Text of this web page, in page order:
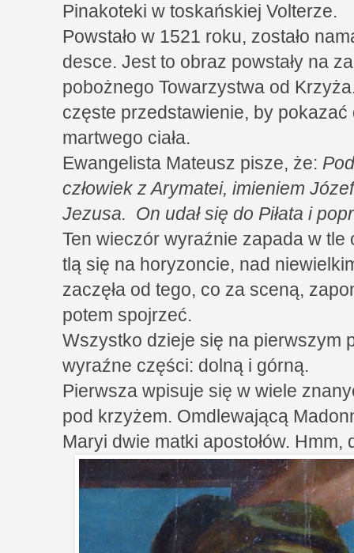
Pinakoteki w toskańskiej Volterze.
Powstało w 1521 roku, zostało
desce. Jest to obraz powstały na
pobożnego Towarzystwa od
częste przedstawienie, by pokazać
martwego ciała.
Ewangelista Mateusz pisze, że:
człowiek z Arymatei, imieniem
Jezusa. On udał się do Piłata i
Ten wieczór wyraźnie zapada w tle
tlą się na horyzoncie, nad
zaczęła od tego, co za sceną,
potem spojrzeć.
Wszystko dzieje się na pierwszym
wyraźne części: dolną i górną.
Pierwsza wpisuje się w wiele
pod krzyżem. Omdlewającą
Maryi dwie matki apostołów. Hmm,